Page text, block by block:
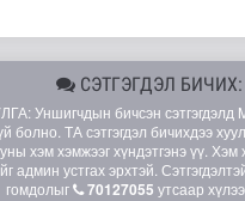
СЭТГЭГДЭЛ БИЧИХ:
Уншигчдын бичсэн сэтгэгдэлд
болно. ТА сэтгэгдэл бичихдээ
хэм хэмжээг хүндэтгэнэ үү. Хэм
админ устгах эрхтэй.
гомдолыг
70127055 утсаар